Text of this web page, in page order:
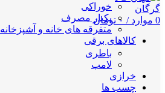
0 موارد / ۰ تومان
خوراکی
یکبار مصرف
متفرقه های خانه و آشپزخانه
کالاهای برقی
باطری
لامپ
خرازی
چسب ها